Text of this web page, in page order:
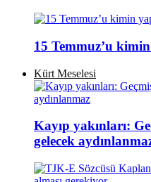
15 Temmuz’u
Kürt Meselesi
Kayıp yakınları:
gelecek